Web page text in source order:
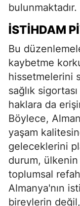
bulunmaktadır.
İSTIHDAM
Bu
kaybetme
hissetmelerini
sağlık
haklara da
Böylece,
yaşam
geleceklerini
durum, ülkenin
toplumsal
Almanya'nın
bireylerin